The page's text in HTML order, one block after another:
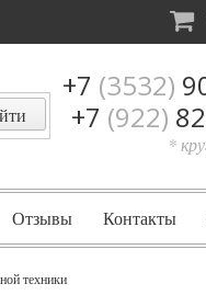
+7 (3532)
+7 (922)
*
Отзывы Контакты
техники